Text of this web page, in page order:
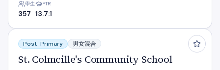
學生
357
PTR
13.7:1
St. Colmcille's Community School
Post-Primary 男女混合
St. Colmcille's Community School